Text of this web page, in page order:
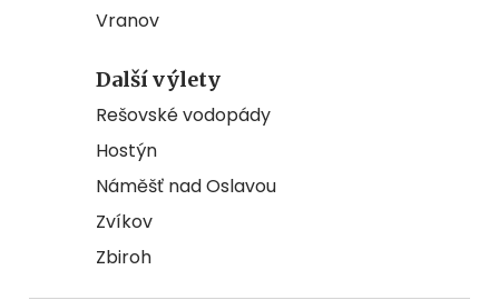
Vranov
Další výlety
Rešovské vodopády
Hostýn
Náměšť nad Oslavou
Zvíkov
Zbiroh